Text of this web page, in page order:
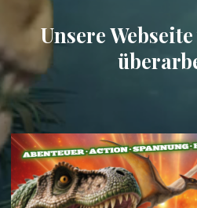
Unsere